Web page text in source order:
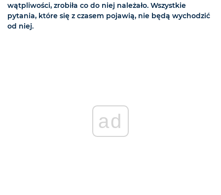
wątpliwości, zrobiła co do niej należało. Wszystkie
pytania, które się z czasem pojawią, nie będą wychodzić
od niej.
ad